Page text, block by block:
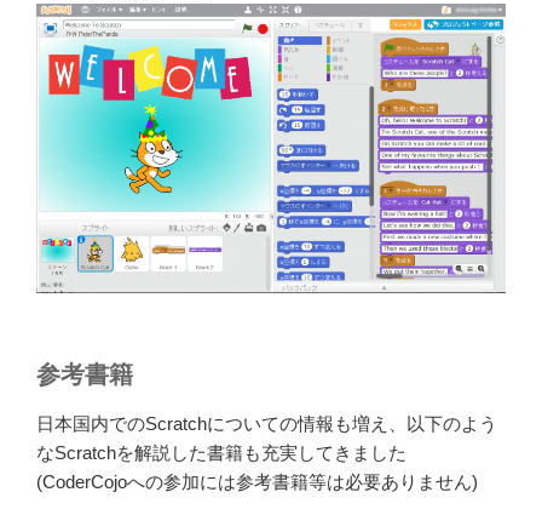
参考書籍
日本国内でのScratchについての情報も増え、以下のよう
なScratchを解説した書籍も充実してきました
(CoderCojoへの参加には参考書籍等は必要ありません)